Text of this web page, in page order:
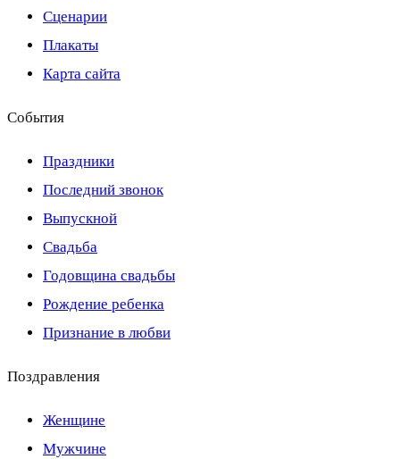
Сценарии
Плакаты
Карта сайта
События
Праздники
Последний звонок
Выпускной
Свадьба
Годовщина свадьбы
Рождение ребенка
Признание в любви
Поздравления
Женщине
Мужчине